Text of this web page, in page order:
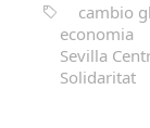
cambio
economia
Sevilla
Solidaritat